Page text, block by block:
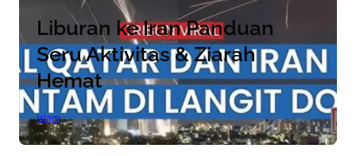
Liburan ke Iran Panduan
Seru Aktivitas & Ziarah
Hemat
Islam